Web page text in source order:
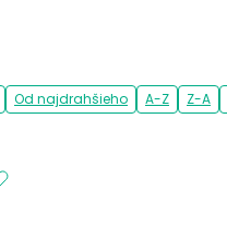
Od najdrahšieho A-Z Z-A